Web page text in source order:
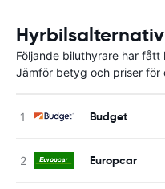
Följande biluthyrare har
Jämför betyg och priser för
Budget
Europcar